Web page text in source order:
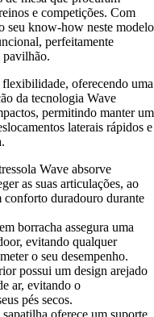
e competições. Com
seu know-how neste modelo
perfeitamente
pavilhão.
flexibilidade, oferecendo uma
da tecnologia Wave
permitindo manter um
laterais rápidos e
Wave absorve
as suas articulações, ao
conforto duradouro durante
borracha assegura uma
evitando qualquer
o seu desempenho.
possui um design arejado
ar, evitando o
pés secos.